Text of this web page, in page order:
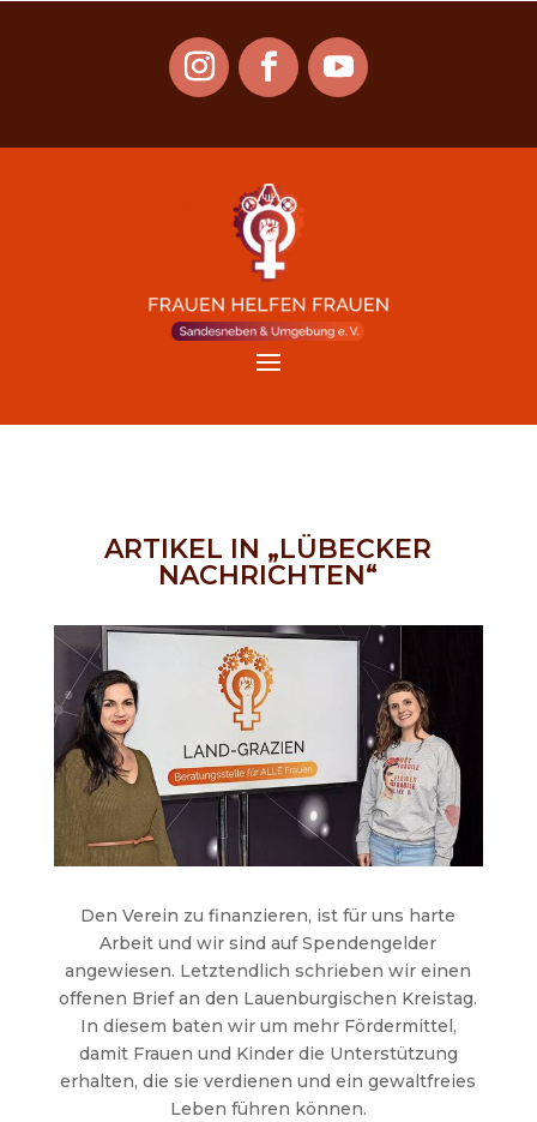
ARTIKEL IN „LÜBECKER
NACHRICHTEN“
Den Verein zu finanzieren, ist für uns harte
Arbeit und wir sind auf Spendengelder
angewiesen. Letztendlich schrieben wir einen
offenen Brief an den Lauenburgischen Kreistag.
In diesem baten wir um mehr Fördermittel,
damit Frauen und Kinder die Unterstützung
erhalten, die sie verdienen und ein gewaltfreies
Leben führen können.